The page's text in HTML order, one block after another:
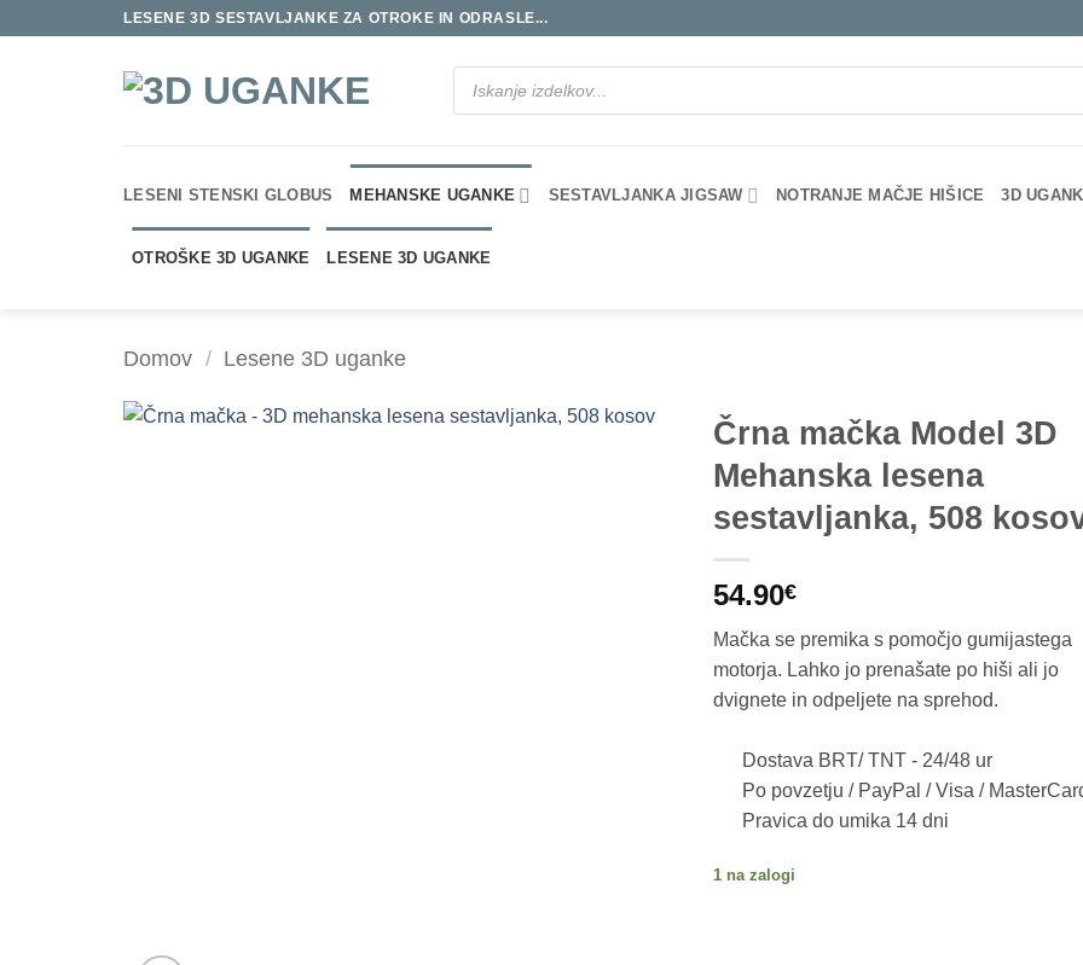
LESENE 3D SESTAVLJANKE ZA OTROKE IN ODRASLE...
Products
search
LESENI STENSKI GLOBUS MEHANSKE UGANKE SESTAVLJANKA JIGSAW NOTRANJE MAČJE HIŠICE 3D
OTROŠKE 3D UGANKE LESENE 3D UGANKE
Domov / Lesene 3D uganke
Črna mačka Model 3D
Mehanska lesena
sestavljanka, 508
54.90€
Mačka se premika s pomočjo gumijastega
motorja. Lahko jo prenašate po hiši ali jo
dvignete in odpeljete na sprehod.
Dostava BRT/ TNT -24/48 ur
Po povzetju / PayPal / Visa /
Pravica do umika 14 dni
1 na zalogi